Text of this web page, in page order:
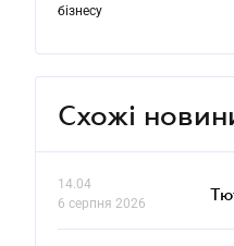
бізнесу
Схожі
14.04
6 серпня 2026